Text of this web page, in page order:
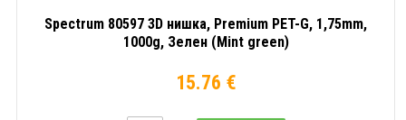
Spectrum 80597 3D нишка, Premium PET-G, 1,75mm,
1000g, Зелен (Mint green)
15.76 €